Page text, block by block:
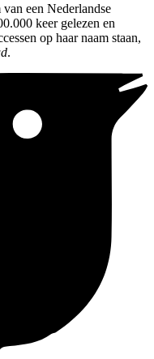
een Nederlandse
keer gelezen en
op haar naam staan,
.